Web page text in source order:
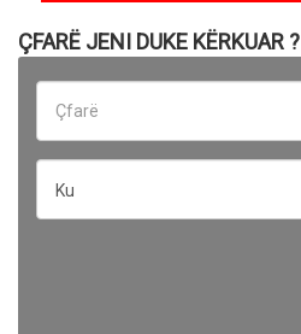
ÇFARË JENI DUKE KËRKUAR ?
Ku